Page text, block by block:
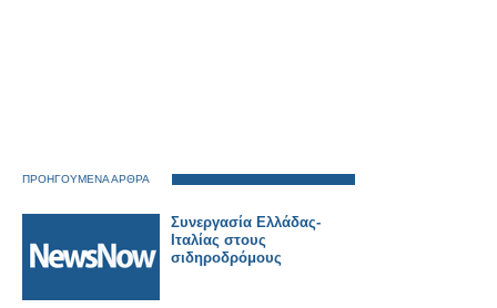
ΠΡΟΗΓΟΥΜΕΝΑ ΑΡΘΡΑ
Συνεργασία Ελλάδας-
Ιταλίας στους
σιδηροδρόμους